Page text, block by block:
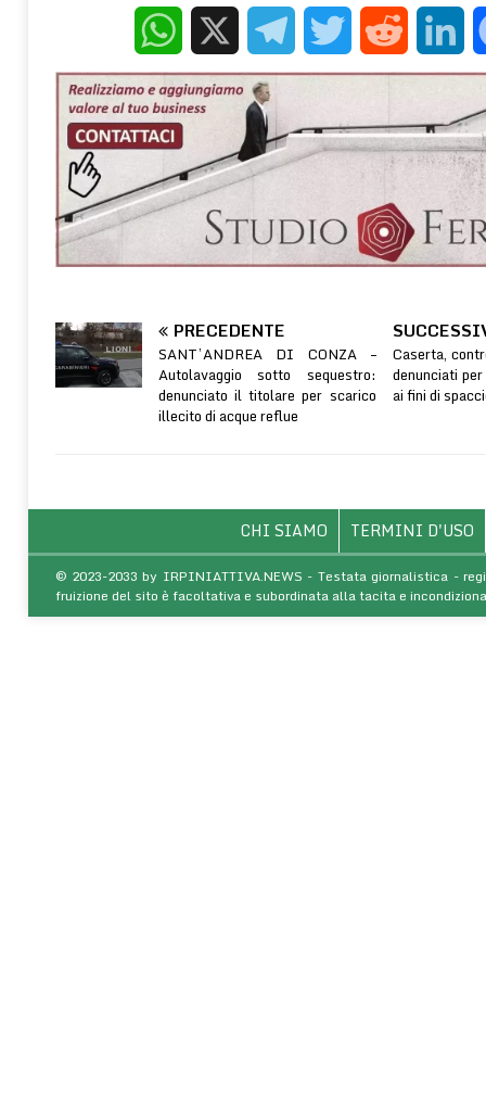
WhatsApp
X TelegramTwitterReddit
PRECEDENTE
SANT’ANDREA DI CONZA –
Autolavaggio sotto sequestro:
denunciato il titolare per scarico
illecito di acque reflue
Caserta,
denunciati
ai fini di
CHI SIAMO TERMINI D'USO
© 2023-2033 by IRPINIATTIVA.NEWS - Testata giornalistica -
fruizione del sito è facoltativa e subordinata alla tacita e